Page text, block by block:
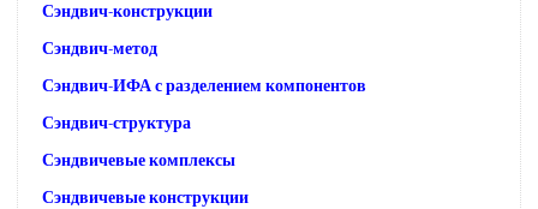
Сэндвич-конструкции
Сэндвич-метод
Сэндвич-ИФА с разделением компонентов
Сэндвич-структура
Сэндвичевые комплексы
Сэндвичевые конструкции